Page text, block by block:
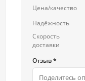
Цена/качество
Надёжность
Скорость
доставки
Отзыв *